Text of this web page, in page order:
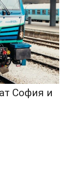
София и